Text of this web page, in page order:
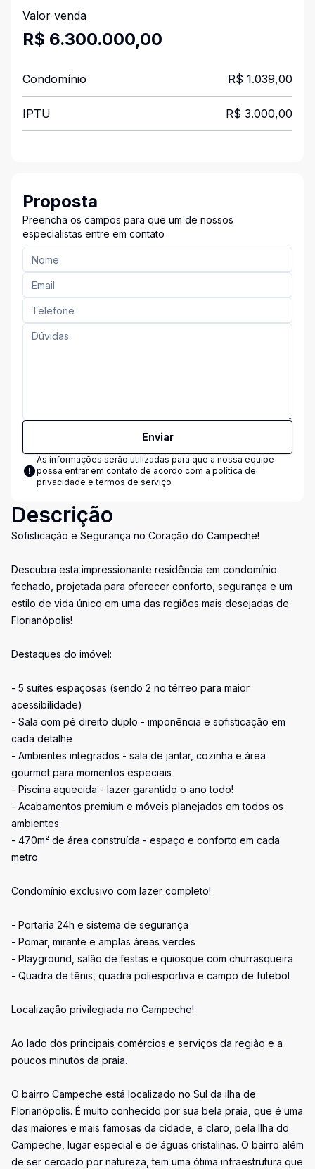
Valor venda
R$ 6.300.000,00
Condomínio R$ 1.039,00
IPTU R$ 3.000,00
Proposta
Preencha os campos para que um de nossos
especialistas entre em contato
Enviar
As informações serão utilizadas para que a nossa equipe
possa entrar em contato de acordo com a política de
privacidade e termos de serviço
Descrição
Sofisticação e Segurança no Coração do Campeche!
Descubra esta impressionante residência em condomínio
fechado, projetada para oferecer conforto, segurança e um
estilo de vida único em uma das regiões mais desejadas de
Florianópolis!
Destaques do imóvel:
- 5 suítes espaçosas (sendo 2 no térreo para maior
acessibilidade)
- Sala com pé direito duplo - imponência e sofisticação em
cada detalhe
- Ambientes integrados - sala de jantar, cozinha e área
gourmet para momentos especiais
- Piscina aquecida - lazer garantido o ano todo!
- Acabamentos premium e móveis planejados em todos os
ambientes
- 470m² de área construída - espaço e conforto em cada
metro
Condomínio exclusivo com lazer completo!
- Portaria 24h e sistema de segurança
- Pomar, mirante e amplas áreas verdes
- Playground, salão de festas e quiosque com churrasqueira
- Quadra de tênis, quadra poliesportiva e campo de futebol
Localização privilegiada no Campeche!
Ao lado dos principais comércios e serviços da região e a
poucos minutos da praia.
O bairro Campeche está localizado no Sul da ilha de
Florianópolis. É muito conhecido por sua bela praia, que é uma
das maiores e mais famosas da cidade, e claro, pela Ilha do
Campeche, lugar especial e de águas cristalinas. O bairro além
de ser cercado por natureza, tem uma ótima infraestrutura que